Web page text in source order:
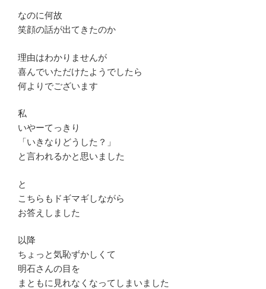
なのに何故
笑顔の話が出てきたのか
理由はわかりませんが
喜んでいただけたようでしたら
何よりでございます
私
いやーてっきり
「いきなりどうした？」
と言われるかと思いました
と
こちらもドギマギしながら
お答えしました
以降
ちょっと気恥ずかしくて
明石さんの目を
まともに見れなくなってしまいました